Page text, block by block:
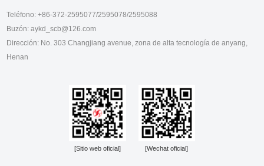
Teléfono: +86-372-2595077/2595078/2595088
Buzón: aykd_scb@126.com
Dirección: No. 303 Changjiang avenue, zona de alta tecnología de anyang,
Henan
[Sitio web oficial] [Wechat oficial]